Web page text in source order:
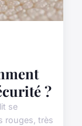
?
se
rouges, très